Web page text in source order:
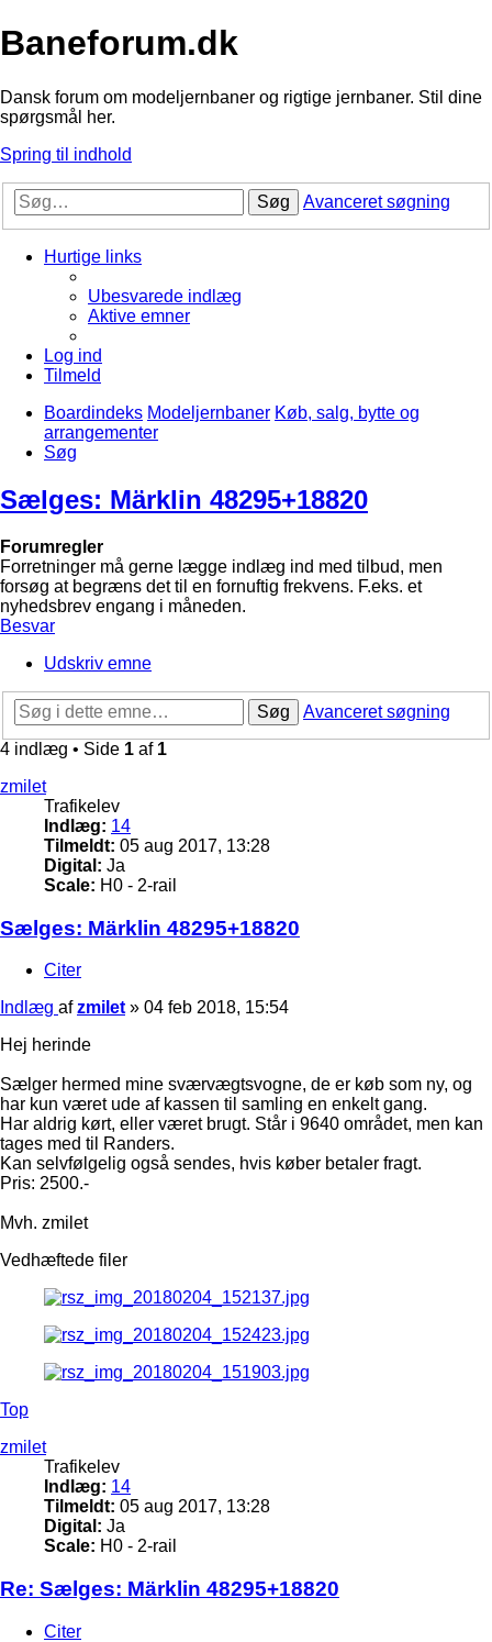
Baneforum.dk
Dansk forum om modeljernbaner og rigtige jernbaner. Stil dine
spørgsmål her.
Spring til indhold
Søg Avanceret søgning
Hurtige links
Ubesvarede indlæg
Aktive emner
Log ind
Tilmeld
Boardindeks Modeljernbaner Køb, salg, bytte og
arrangementer
Søg
Sælges: Märklin 48295+18820
Forumregler
Forretninger må gerne lægge indlæg ind med tilbud, men
forsøg at begræns det til en fornuftig frekvens. F.eks. et
nyhedsbrev engang i måneden.
Besvar
Udskriv emne
Søg
Avanceret søgning
4 indlæg • Side 1 af 1
zmilet
Trafikelev
Indlæg: 14
Tilmeldt: 05 aug 2017, 13:28
Digital: Ja
Scale: H0 - 2-rail
Sælges: Märklin 48295+18820
Citer
Indlæg afzmilet » 04 feb 2018, 15:54
Hej herinde
Sælger hermed mine sværvægtsvogne, de er køb som ny, og
har kun været ude af kassen til samling en enkelt gang.
Har aldrig kørt, eller været brugt. Står i 9640 området, men kan
tages med til Randers.
Kan selvfølgelig også sendes, hvis køber betaler fragt.
Pris: 2500.-
Mvh. zmilet
Vedhæftede filer
Top
zmilet
Trafikelev
Indlæg: 14
Tilmeldt: 05 aug 2017, 13:28
Digital: Ja
Scale: H0 - 2-rail
Re: Sælges: Märklin 48295+18820
Citer